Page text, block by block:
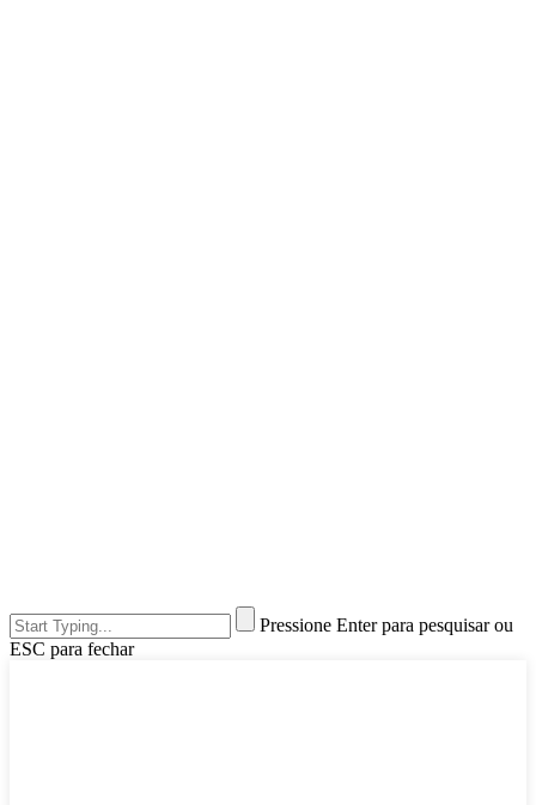
Pressione Enter para pesquisar ou
ESC para fechar